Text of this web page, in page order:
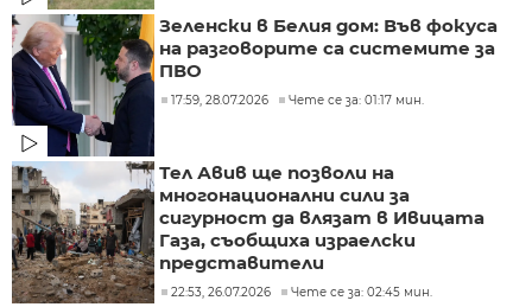
Зеленски в Белия дом: Във фокуса
на разговорите са системите за
ПВО
17:59, 28.07.2026 Чете се за: 01:17 мин.
Тел Авив ще позволи на
многонационални сили за
сигурност да влязат в Ивицата
Газа, съобщиха израелски
представители
22:53, 26.07.2026 Чете се за: 02:45 мин.